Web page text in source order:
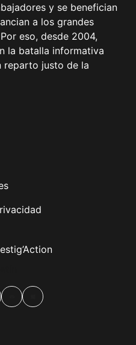
y se benefician
a los grandes
eso, desde 2004,
la batalla informativa
reparto justo de la